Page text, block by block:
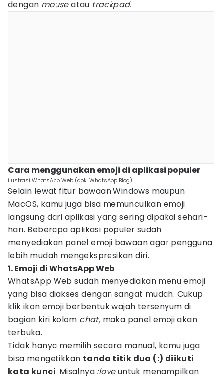
dengan mouseatau trackpad.
Cara menggunakan emoji di aplikasi populer
ilustrasi WhatsApp Web (dok. WhatsApp Blog)
Selain lewat fitur bawaan Windows maupun
MacOS, kamu juga bisa memunculkan emoji
langsung dari aplikasi yang sering dipakai sehari-
hari. Beberapa aplikasi populer sudah
menyediakan panel emoji bawaan agar pengguna
lebih mudah mengekspresikan diri.
1. Emoji di WhatsApp Web
WhatsApp Web sudah menyediakan menu emoji
yang bisa diakses dengan sangat mudah. Cukup
klik ikon emoji berbentuk wajah tersenyum di
bagian kiri kolom chat, maka panel emoji akan
terbuka.
Tidak hanya memilih secara manual, kamu juga
bisa mengetikkan tanda titik dua (:) diikuti
kata kunci. Misalnya :loveuntuk menampilkan